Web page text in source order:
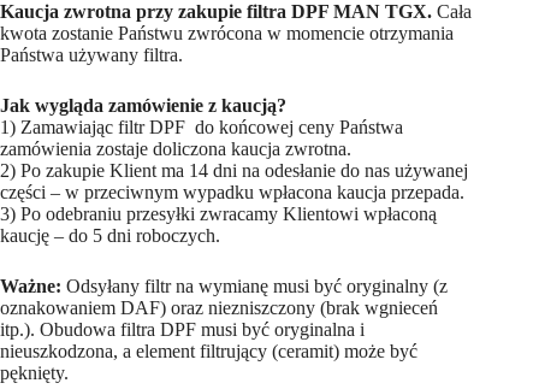
Kaucja zwrotna przy zakupie filtra DPF MAN TGX. Cała
kwota zostanie Państwu zwrócona w momencie otrzymania
Państwa używany filtra.
Jak wygląda zamówienie z kaucją?
1) Zamawiając filtr DPF do końcowej ceny Państwa
zamówienia zostaje doliczona kaucja zwrotna.
2) Po zakupie Klient ma 14 dni na odesłanie do nas używanej
części – w przeciwnym wypadku wpłacona kaucja przepada.
3) Po odebraniu przesyłki zwracamy Klientowi wpłaconą
kaucję – do 5 dni roboczych.
Ważne: Odsyłany filtr na wymianę musi być oryginalny (z
oznakowaniem DAF) oraz niezniszczony (brak wgnieceń
itp.). Obudowa filtra DPF musi być oryginalna i
nieuszkodzona, a element filtrujący (ceramit) może być
pęknięty.